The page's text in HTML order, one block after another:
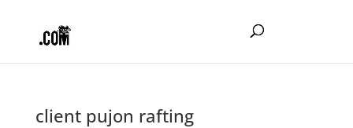
client pujon rafting